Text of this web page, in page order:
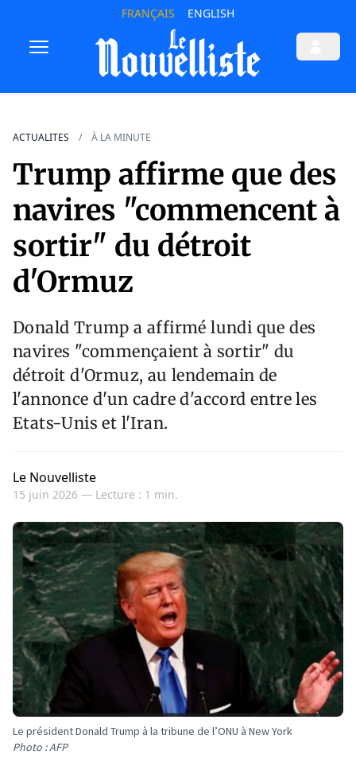
FRANÇAIS ENGLISH
ACTUALITES À LA MINUTE
Trump affirme que des
navires "commencent à
sortir" du détroit
d'Ormuz
Donald Trump a affirmé lundi que des
navires "commençaient à sortir" du
détroit d'Ormuz, au lendemain de
l'annonce d'un cadre d'accord entre les
Etats-Unis et l'Iran.
Le Nouvelliste
15 juin 2026 — Lecture : 1 min.
Le président Donald Trump à la tribune de l’ONU à New York
Photo : AFP